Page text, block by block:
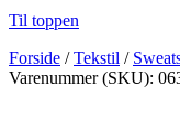
Til toppen
Forside /Tekstil /
Varenummer (SKU):